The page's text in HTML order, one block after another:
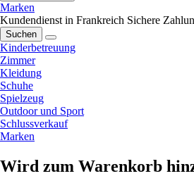
Marken
Kundendienst in Frankreich Sichere
Suchen
Kinderbetreuung
Zimmer
Kleidung
Schuhe
Spielzeug
Outdoor und Sport
Schlussverkauf
Marken
Wird zum Warenkorb